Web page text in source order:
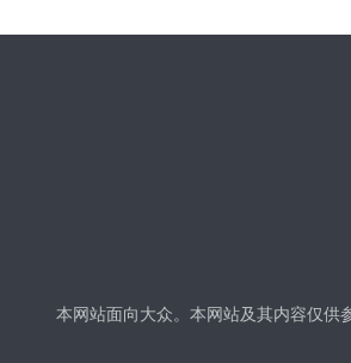
本网站面向大众。本网站及其内容仅供